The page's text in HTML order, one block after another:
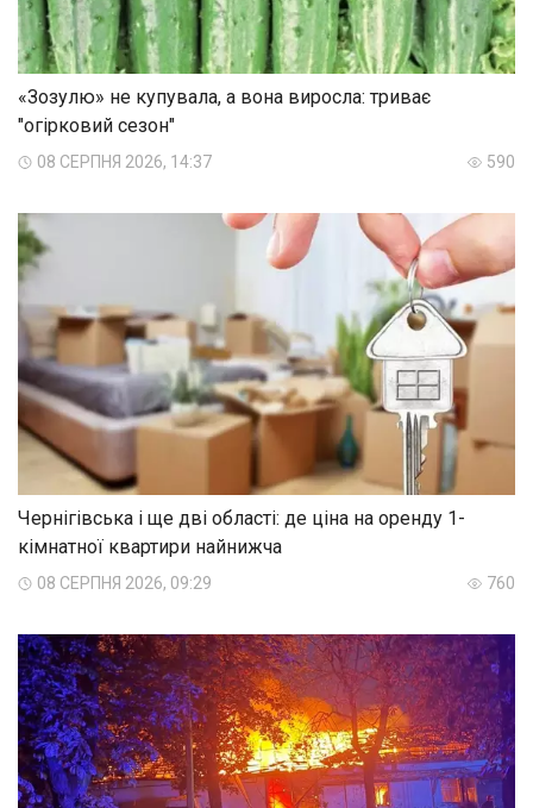
«Зозулю» не купувала, а вона виросла: триває
"огірковий сезон"
08 СЕРПНЯ 2026, 14:37 590
Чернігівська і ще дві області: де ціна на оренду 1-
кімнатної квартири найнижча
08 СЕРПНЯ 2026, 09:29 760